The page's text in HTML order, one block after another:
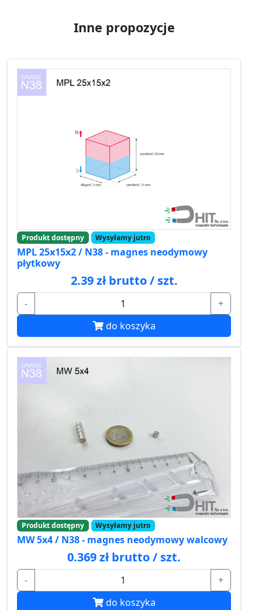
Inne propozycje
Produkt dostępny Wysyłamy jutro
MPL 25x15x2 / N38 - magnes neodymowy
płytkowy
2.39 zł brutto / szt.
-
+
do koszyka
Produkt dostępny Wysyłamy jutro
MW 5x4 / N38 - magnes neodymowy walcowy
0.369 zł brutto / szt.
-
+
do koszyka